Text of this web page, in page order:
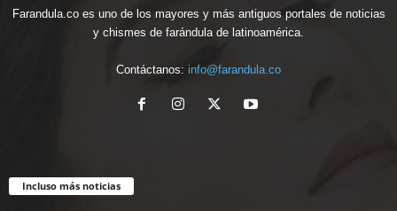
Farandula.co es uno de los mayores y más antiguos portales de noticias
y chismes de farándula de latinoamérica.
Contáctanos: info@farandula.co
Incluso más noticias